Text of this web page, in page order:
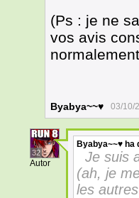
(Ps : je ne
vos avis
Byabya~~♥ 03/10/
32
Autor
Byabya~~♥ ha
Je suis
(ah, je
les